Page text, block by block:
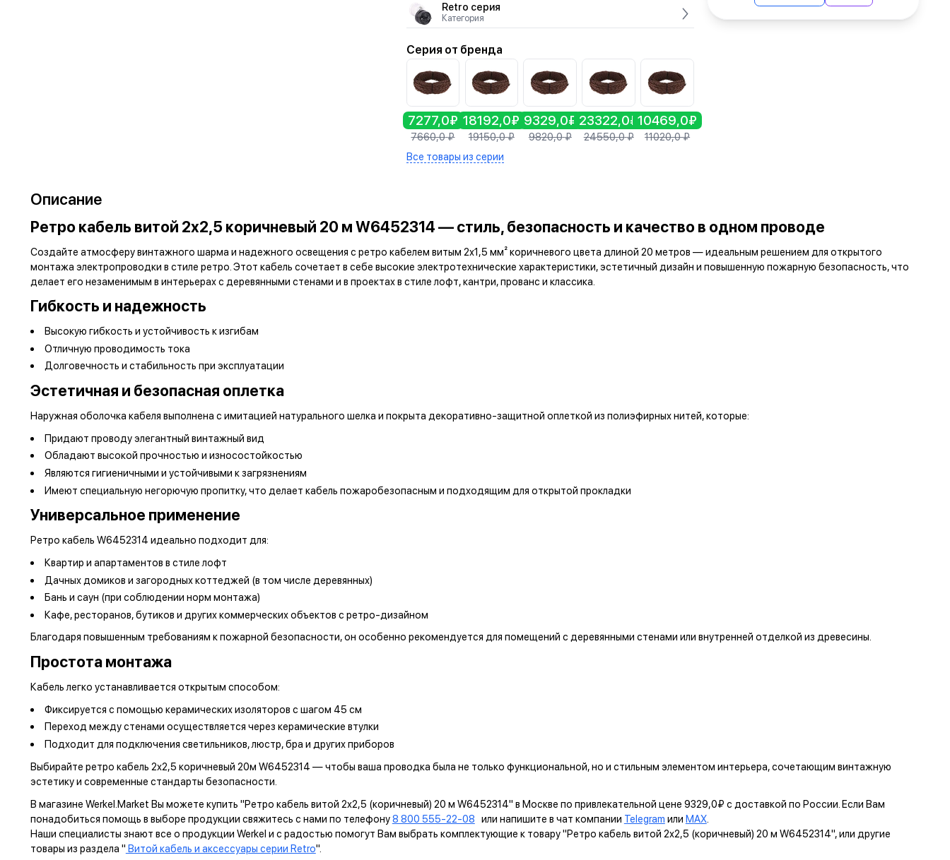
Retro серия
Категория
Серия от бренда
7277,0₽
7660,0₽
18192,0₽
19150,0₽
9329,0₽
9820,0₽
23322,0₽
24550,0₽
10469,0₽
11020,0₽
Все товары из серии
Описание
Ретро кабель витой 2х2,5 коричневый 20 м W6452314 — стиль, безопасность и качество в одном проводе
Создайте атмосферу винтажного шарма и надежного освещения с ретро кабелем витым 2х1,5 мм² коричневого цвета длиной 20 метров — идеальным решением для открытого
монтажа электропроводки в стиле ретро. Этот кабель сочетает в себе высокие электротехнические характеристики, эстетичный дизайн и повышенную пожарную безопасность, что
делает его незаменимым в интерьерах с деревянными стенами и в проектах в стиле лофт, кантри, прованс и классика.
Гибкость и надежность
Высокую гибкость и устойчивость к изгибам
Отличную проводимость тока
Долговечность и стабильность при эксплуатации
Эстетичная и безопасная оплетка
Наружная оболочка кабеля выполнена с имитацией натурального шелка и покрыта декоративно-защитной оплеткой из полиэфирных нитей, которые:
Придают проводу элегантный винтажный вид
Обладают высокой прочностью и износостойкостью
Являются гигиеничными и устойчивыми к загрязнениям
Имеют специальную негорючую пропитку, что делает кабель пожаробезопасным и подходящим для открытой прокладки
Универсальное применение
Ретро кабель W6452314 идеально подходит для:
Квартир и апартаментов в стиле лофт
Дачных домиков и загородных коттеджей (в том числе деревянных)
Бань и саун (при соблюдении норм монтажа)
Кафе, ресторанов, бутиков и других коммерческих объектов с ретро-дизайном
Благодаря повышенным требованиям к пожарной безопасности, он особенно рекомендуется для помещений с деревянными стенами или внутренней отделкой из древесины.
Простота монтажа
Кабель легко устанавливается открытым способом:
Фиксируется с помощью керамических изоляторов с шагом 45 см
Переход между стенами осуществляется через керамические втулки
Подходит для подключения светильников, люстр, бра и других приборов
Выбирайте ретро кабель 2х2,5 коричневый 20м W6452314 — чтобы ваша проводка была не только функциональной, но и стильным элементом интерьера, сочетающим винтажную
эстетику и современные стандарты безопасности.
В магазине Werkel.Market Вы можете купить "Ретро кабель витой 2х2,5 (коричневый) 20 м W6452314" в Москве по привлекательной цене 9329,0₽ с доставкой по России. Если Вам
понадобиться помощь в выборе продукции свяжитесь с нами по телефону8 800 555-22-08 или напишите в чат компании Telegram или MAX.
Наши специалисты знают все о продукции Werkel и с радостью помогут Вам выбрать комплектующие к товару "Ретро кабель витой 2х2,5 (коричневый) 20 м W6452314", или другие
товары из раздела " Витой кабель и аксессуары серии Retro".